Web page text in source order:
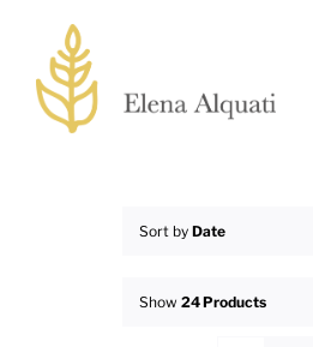
content
Sort by Date
Show 24 Products